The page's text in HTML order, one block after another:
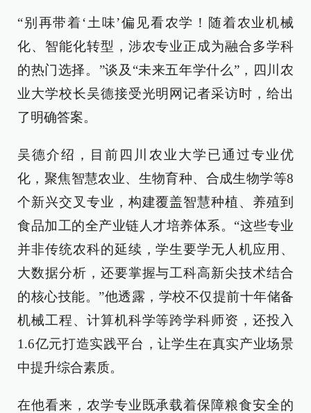
“别再带着‘土味’偏见看农学！随着农业机械
化、智能化转型，涉农专业正成为融合多学科
的热门选择。”谈及“未来五年学什么”，四川农
业大学校长吴德接受光明网记者采访时，给出
了明确答案。
吴德介绍，目前四川农业大学已通过专业优
化，聚焦智慧农业、生物育种、合成生物学等8
个新兴交叉专业，构建覆盖智慧种植、养殖到
食品加工的全产业链人才培养体系。“这些专业
并非传统农科的延续，学生要学无人机应用、
大数据分析，还要掌握与工科高新尖技术结合
的核心技能。”他透露，学校不仅提前十年储备
机械工程、计算机科学等跨学科师资，还投入
1.6亿元打造实践平台，让学生在真实产业场景
中提升综合素质。
在他看来，农学专业既承载着保障粮食安全的